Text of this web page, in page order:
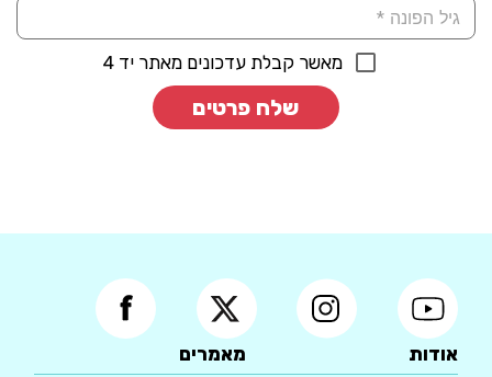
מאשר קבלת עדכונים מאתר יד 4
שלח פרטים
אודות מאמרים